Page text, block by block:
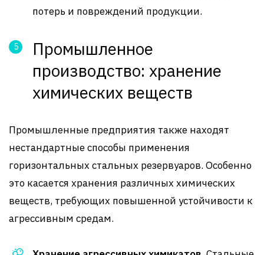
потерь и повреждений продукции.
Промышленное
производство: хранение
химических веществ
Промышленные предприятия также находят
нестандартные способы применения
горизонтальных стальных резервуаров. Особенно
это касается хранения различных химических
веществ, требующих повышенной устойчивости к
агрессивным средам.